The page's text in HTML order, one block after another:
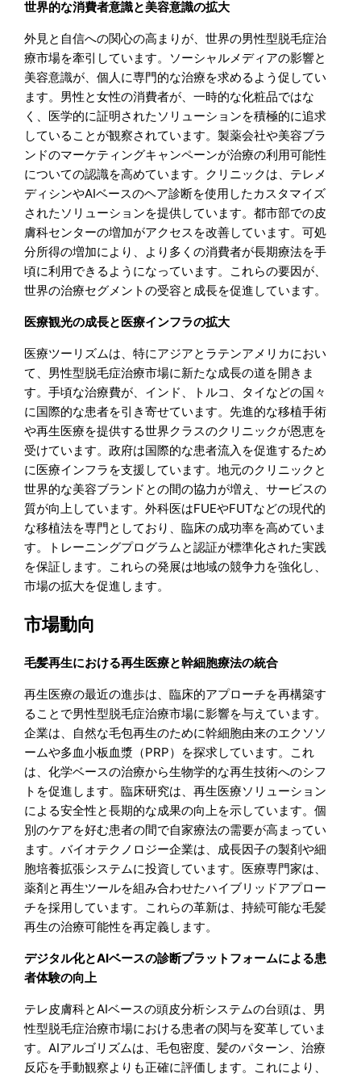
世界的な消費者意識と美容意識の拡大
外見と自信への関心の高まりが、世界の男性型脱毛症治
療市場を牽引しています。ソーシャルメディアの影響と
美容意識が、個人に専門的な治療を求めるよう促してい
ます。男性と女性の消費者が、一時的な化粧品ではな
く、医学的に証明されたソリューションを積極的に追求
していることが観察されています。製薬会社や美容ブラ
ンドのマーケティングキャンペーンが治療の利用可能性
についての認識を高めています。クリニックは、テレメ
ディシンやAIベースのヘア診断を使用したカスタマイズ
されたソリューションを提供しています。都市部での皮
膚科センターの増加がアクセスを改善しています。可処
分所得の増加により、より多くの消費者が長期療法を手
頃に利用できるようになっています。これらの要因が、
世界の治療セグメントの受容と成長を促進しています。
医療観光の成長と医療インフラの拡大
医療ツーリズムは、特にアジアとラテンアメリカにおい
て、男性型脱毛症治療市場に新たな成長の道を開きま
す。手頃な治療費が、インド、トルコ、タイなどの国々
に国際的な患者を引き寄せています。先進的な移植手術
や再生医療を提供する世界クラスのクリニックが恩恵を
受けています。政府は国際的な患者流入を促進するため
に医療インフラを支援しています。地元のクリニックと
世界的な美容ブランドとの間の協力が増え、サービスの
質が向上しています。外科医はFUEやFUTなどの現代的
な移植法を専門としており、臨床の成功率を高めていま
す。トレーニングプログラムと認証が標準化された実践
を保証します。これらの発展は地域の競争力を強化し、
市場の拡大を促進します。
市場動向
毛髪再生における再生医療と幹細胞療法の統合
再生医療の最近の進歩は、臨床的アプローチを再構築す
ることで男性型脱毛症治療市場に影響を与えています。
企業は、自然な毛包再生のために幹細胞由来のエクソソ
ームや多血小板血漿（PRP）を探求しています。これ
は、化学ベースの治療から生物学的な再生技術へのシフ
トを促進します。臨床研究は、再生医療ソリューション
による安全性と長期的な成果の向上を示しています。個
別のケアを好む患者の間で自家療法の需要が高まってい
ます。バイオテクノロジー企業は、成長因子の製剤や細
胞培養拡張システムに投資しています。医療専門家は、
薬剤と再生ツールを組み合わせたハイブリッドアプロー
チを採用しています。これらの革新は、持続可能な毛髪
再生の治療可能性を再定義します。
デジタル化とAIベースの診断プラットフォームによる患
者体験の向上
テレ皮膚科とAIベースの頭皮分析システムの台頭は、男
性型脱毛症治療市場における患者の関与を変革していま
す。AIアルゴリズムは、毛包密度、髪のパターン、治療
反応を手動観察よりも正確に評価します。これにより、